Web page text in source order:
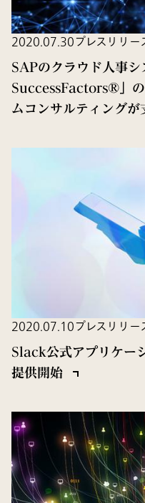
2020.07.30プレスリリー
SAPのクラウド人事
SuccessFactors®」
ムコンサルティングが
2020.07.10プレスリリー
Slack公式アプリケー
提供開始